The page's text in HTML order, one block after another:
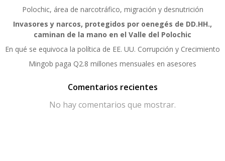
Polochic, área de narcotráfico, migración y desnutrición
Invasores y narcos, protegidos por oenegés de DD.HH.,
caminan de la mano en el Valle del Polochic
En qué se equivoca la política de EE. UU. Corrupción y Crecimiento
Mingob paga Q2.8 millones mensuales en asesores
Comentarios recientes
No hay comentarios que mostrar.